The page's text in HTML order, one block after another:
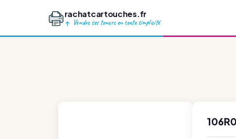
rachatcartouches.fr
Vendre ses toners en toute simplicité